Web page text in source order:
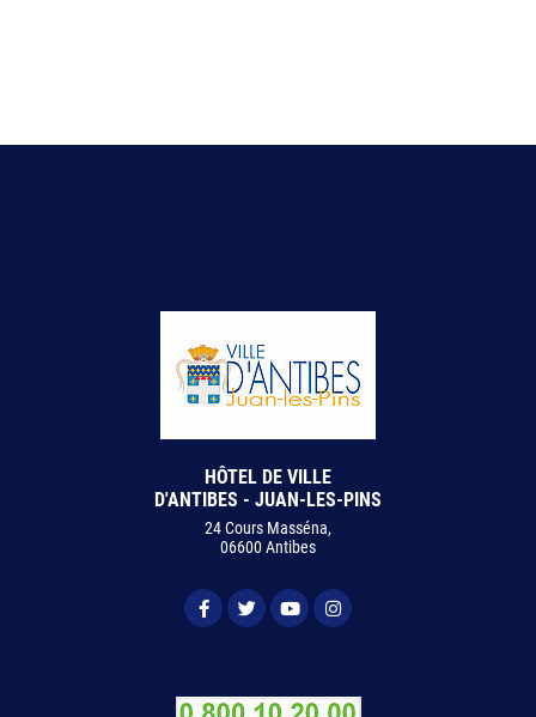
HÔTEL DE VILLE
D'ANTIBES - JUAN-LES-PINS
24 Cours Masséna,
06600 Antibes